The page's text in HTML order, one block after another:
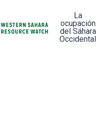
La
ocupación
del Sáhara
Occidental